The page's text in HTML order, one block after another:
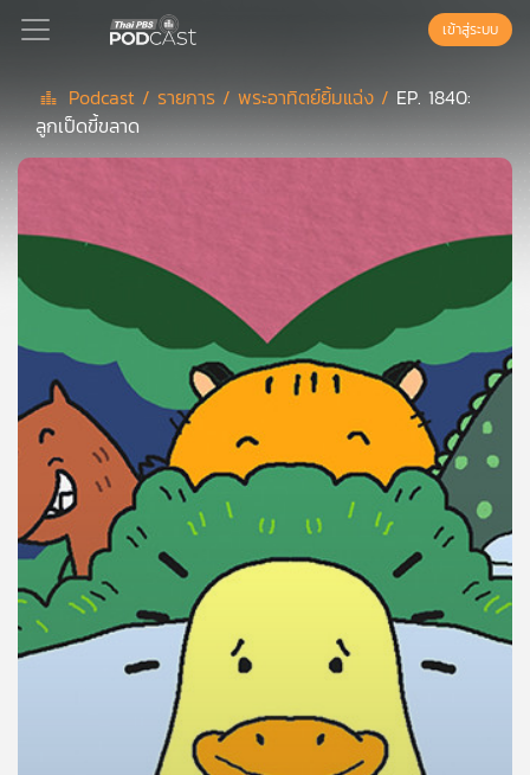
Podcast
ย์
สต์
เพล
ของ
คุณ
เพลง
เข้าสู่ระบบ
Podcast / รายการ /พระอาทิตย์ยิ้มแฉ่ง / EP. 1840:
ลูกเป็ดขี้ขลาด